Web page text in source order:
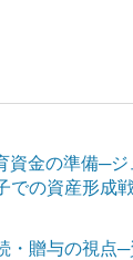
資金の準備─
での資産形成
・贈与の視点